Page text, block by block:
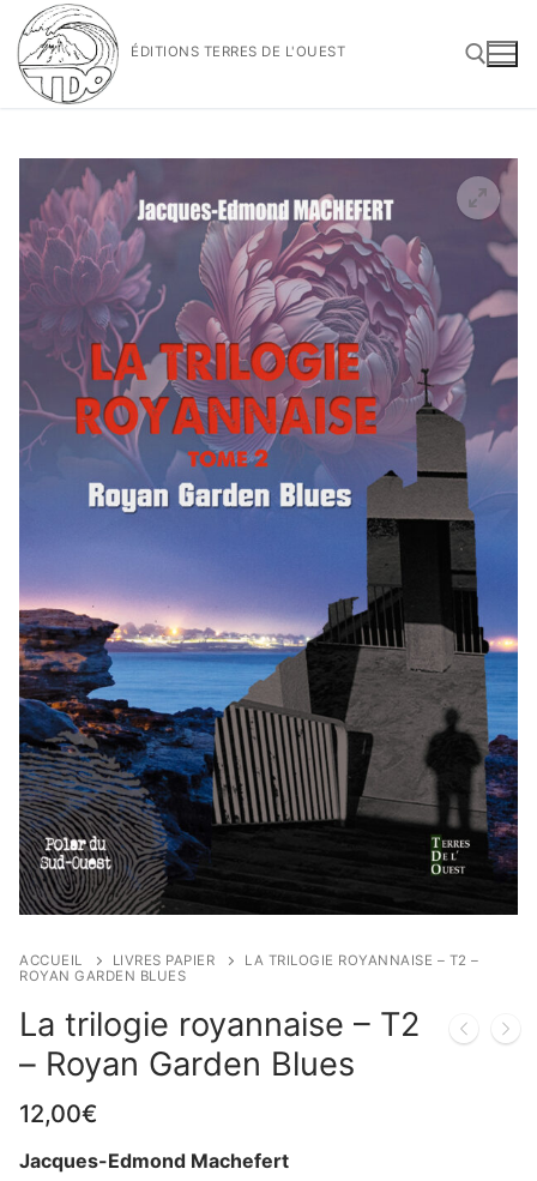
Aller
au
contenu
ÉDITIONS TERRES DE L'OUEST
Rechercher :
ACCUEIL LIVRES PAPIER
LA TRILOGIE ROYANNAISE – T2 –
ROYAN GARDEN BLUES
La trilogie royannaise – T2
– Royan Garden Blues
12,00€
Jacques-Edmond Machefert